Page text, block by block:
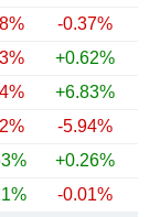
-0.37%
+0.62%
+6.83%
-5.94%
+0.26%
-0.01%